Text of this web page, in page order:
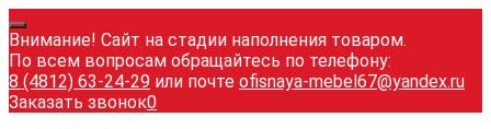
Внимание! Сайт на стадии наполнения товаром.
По всем вопросам обращайтесь по телефону:
8 (4812) 63-24-29 или почте ofisnaya-mebel67@yandex.ru
Заказать звонок0